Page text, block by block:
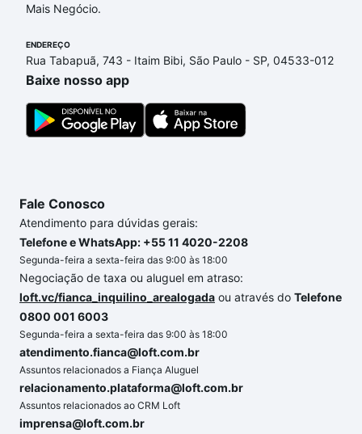
opções de financiamento imobiliário as parcelas
alguma dúvida dos custos envolvidos no processo
de compra, veja em nosso portal quanto custa
comprar um apartamento
comprar o imóvel dos seus sonhos com segurança e
conforto. Loft, com você até as chaves.
Mais Negócio.
ENDEREÇO
Rua Tabapuã, 743 - Itaim Bibi, São Paulo - SP, 04533-012
Baixe nosso app
Fale Conosco
Atendimento para dúvidas gerais:
Telefone e WhatsApp: +55 11 4020-2208
Segunda-feira a sexta-feira das 9:00 às 18:00
Negociação de taxa ou aluguel em atraso:
loft.vc/fianca_inquilino_arealogada ou através do Telefone
0800 001 6003
Segunda-feira a sexta-feira das 9:00 às 18:00
atendimento.fianca@loft.com.br
Assuntos relacionados a Fiança Aluguel
relacionamento.plataforma@loft.com.br
Assuntos relacionados ao CRM Loft
imprensa@loft.com.br